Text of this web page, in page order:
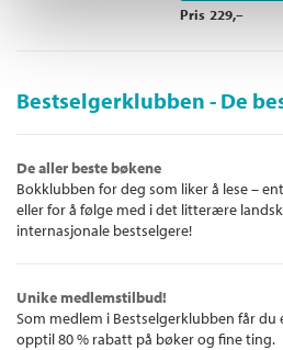
Pris 229,–
Bestselgerklubben - De
De aller beste bøkene
Bokklubben for deg som liker å lese –
eller for å følge med i det litterære
internasjonale bestselgere!
Unike medlemstilbud!
Som medlem i Bestselgerklubben får
opptil 80 % rabatt på bøker og fine ting.